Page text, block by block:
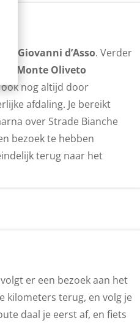
Giovanni d’Asso. Verder
di Monte Oliveto
nog altijd door
afdaling. Je bereikt
over Strade Bianche
bezoek te hebben
terug naar het
er een bezoek aan het
kilometers terug, en volg je
daal je eerst af, en fiets